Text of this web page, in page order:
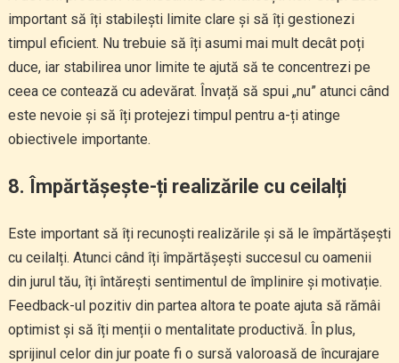
important să îți stabilești limite clare și să îți gestionezi
timpul eficient. Nu trebuie să îți asumi mai mult decât poți
duce, iar stabilirea unor limite te ajută să te concentrezi pe
ceea ce contează cu adevărat. Învață să spui „nu” atunci când
este nevoie și să îți protejezi timpul pentru a-ți atinge
obiectivele importante.
8. Împărtășește-ți realizările cu ceilalți
Este important să îți recunoști realizările și să le împărtășești
cu ceilalți. Atunci când îți împărtășești succesul cu oamenii
din jurul tău, îți întărești sentimentul de împlinire și motivație.
Feedback-ul pozitiv din partea altora te poate ajuta să rămâi
optimist și să îți menții o mentalitate productivă. În plus,
sprijinul celor din jur poate fi o sursă valoroasă de încurajare